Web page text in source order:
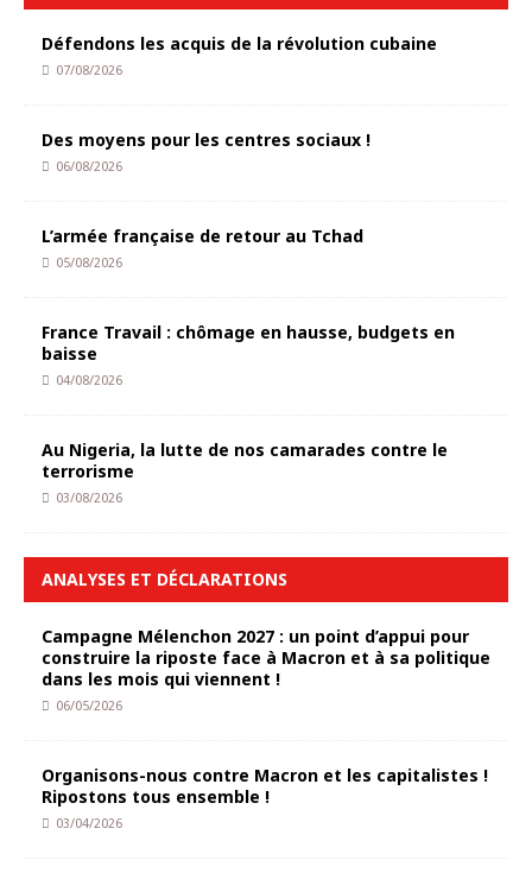
Défendons les acquis de la révolution cubaine
07/08/2026
Des moyens pour les centres sociaux !
06/08/2026
L’armée française de retour au Tchad
05/08/2026
France Travail : chômage en hausse, budgets en
baisse
04/08/2026
Au Nigeria, la lutte de nos camarades contre le
terrorisme
03/08/2026
ANALYSES ET DÉCLARATIONS
Campagne Mélenchon 2027 : un point d’appui pour
construire la riposte face à Macron et à sa politique
dans les mois qui viennent !
06/05/2026
Organisons-nous contre Macron et les capitalistes !
Ripostons tous ensemble !
03/04/2026